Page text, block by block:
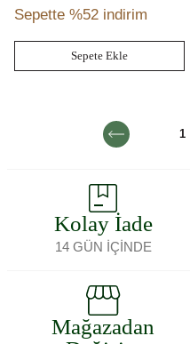
Sepette %52 indirim
Sepete Ekle
1
Kolay İade
14 GÜN İÇİNDE
Mağazadan